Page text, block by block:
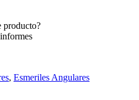
producto?
, Esmeriles Angulares